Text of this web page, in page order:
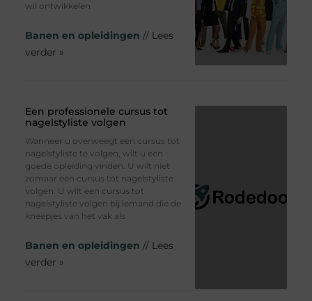
wil ontwikkelen
Banen en opleidingen // Lees
verder »
Een professionele cursus tot
nagelstyliste volgen
Wanneer u overweegt een cursus tot
nagelstyliste te volgen, wilt u een
goede opleiding vinden. U wilt niet
zomaar een cursus tot nagelstyliste
volgen. U wilt een cursus tot
nagelstyliste volgen bij iemand die de
kneepjes van het vak als
Banen en opleidingen // Lees
verder »